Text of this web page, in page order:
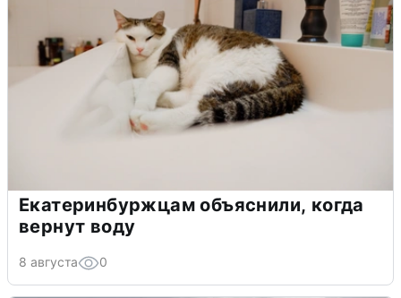
Екатеринбуржцам объяснили, когда
вернут воду
8 августа 0